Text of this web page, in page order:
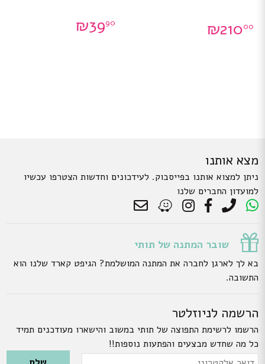
₪21000
₪3990
מצא אותנו
ניתן למצוא אותנו בפייסבוק. לעידכונים וחדשות הצטרפו עכשיו
למועדון החברים שלנו
שובר המתנה של תותי
בא לך לארגן לחברה את המתנה המושלמת? הגיפט קארד שלנו הוא
התשובה.
הרשמה לניוזלטר
הרשמו לרשימת התפוצה של תותי במשוב והישארו מעודכנים תמיד
כל מה שחדש מבצעים והפתעות נוספות!!